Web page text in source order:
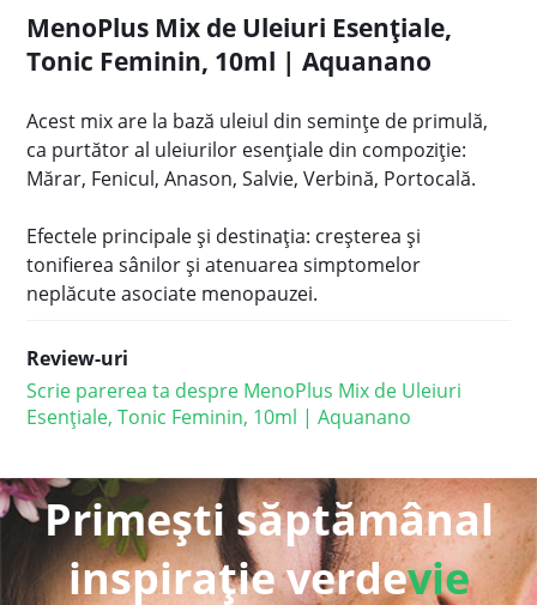
MenoPlus Mix de Uleiuri Esențiale,
Tonic Feminin, 10ml | Aquanano
Acest mix are la bază uleiul din semințe de primulă,
ca purtător al uleiurilor esențiale din compoziție:
Mărar, Fenicul, Anason, Salvie, Verbină, Portocală.
Efectele principale și destinația: creșterea și
tonifierea sânilor și atenuarea simptomelor
neplăcute asociate menopauzei.
Review-uri
Scrie parerea ta despre MenoPlus Mix de Uleiuri
Esențiale, Tonic Feminin, 10ml | Aquanano
Primești săptămânal
inspirație verdevie